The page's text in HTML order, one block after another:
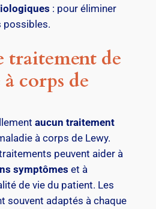
: pour éliminer
possibles.
traitement de
corps de
aucun traitement
à corps de Lewy.
peuvent aider à
symptômes et à
de vie du patient. Les
souvent adaptés à chaque